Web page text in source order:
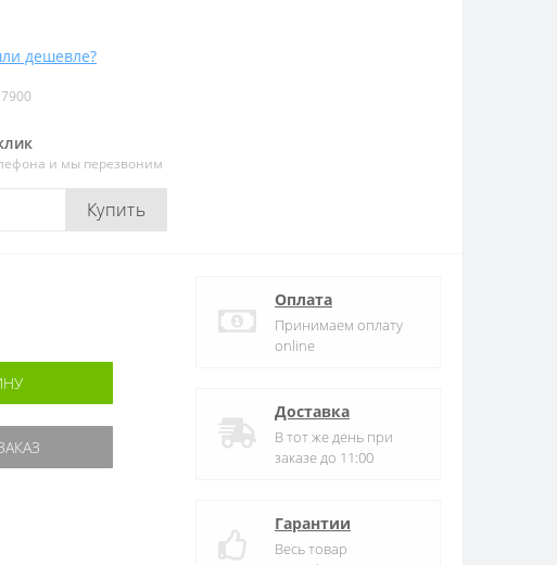
дешевле?
и мы перезвоним
Купить
Оплата
Принимаем оплату
online
Доставка
В тот же день при
заказе до 11:00
Гарантии
Весь товар